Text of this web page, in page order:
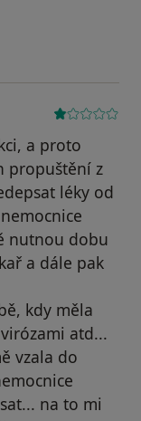
a proto
propuštění z
léky od
nutnou dobu
a dále pak
kdy měla
atd...
vzala do
na to mi